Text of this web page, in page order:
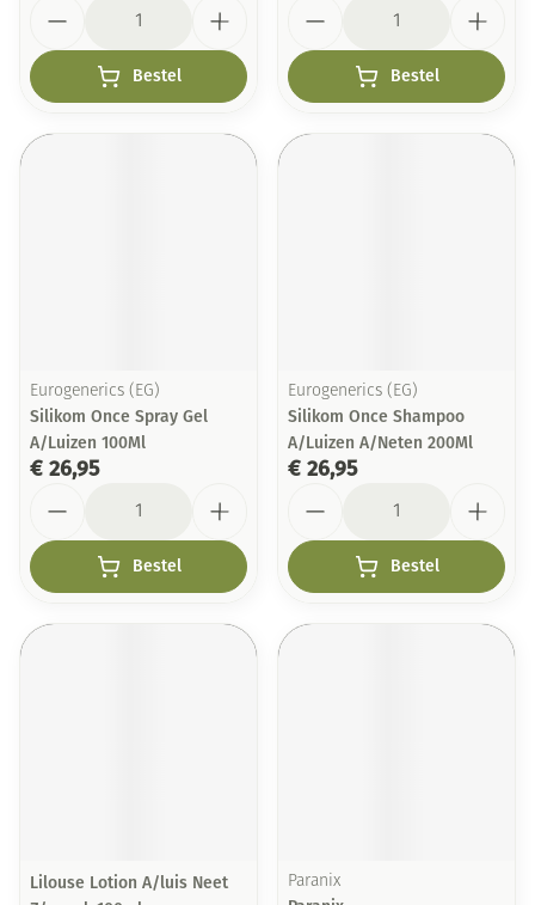
Bestel Bestel
Eurogenerics (EG)
Silikom Once Spray Gel
A/Luizen 100Ml
€ 26,95
Bestel
Eurogenerics (EG)
Silikom Once Shampoo
A/Luizen A/Neten 200Ml
€ 26,95
Bestel
Lilouse Lotion A/luis Neet
Paranix